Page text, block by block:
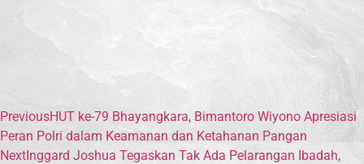
PreviousHUT ke-79 Bhayangkara, Bimantoro Wiyono Apresiasi
Peran Polri dalam Keamanan dan Ketahanan Pangan
NextInggard Joshua Tegaskan Tak Ada Pelarangan Ibadah,